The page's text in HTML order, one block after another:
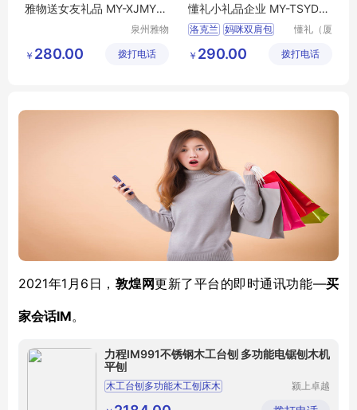
雅物送女友礼品 MY-XJMY-
泉州雅物
公司
￥ 280.00 拨打电话
懂礼小礼品企业 MY-TSYD-
(T)-32
洛克兰 妈咪双肩包
MY TSYD T
懂礼（厦
链有限公
￥ 290.00 拨打电话
2021年1月6日， 敦煌网更新了平台的即时通讯功能—买
家会话IM。
力程IM991不锈钢木工台刨 多功能电锯刨木机
平刨
木工台刨多功能木工刨床木
颍上卓越
有限公司